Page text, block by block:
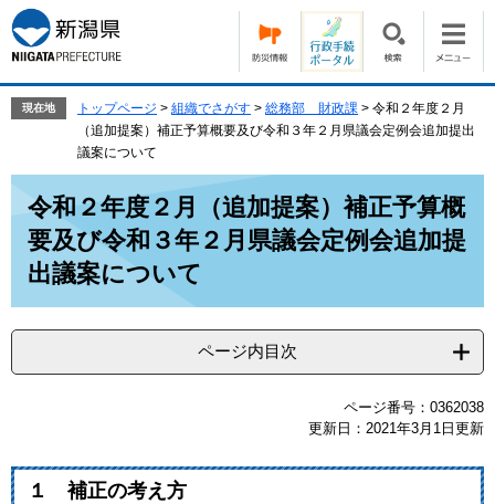
ー
ジ
の
す。
ニ
ュ
ー
し
現在地 トップページ > 組織でさがす > 総務部 財政課 > 令和２年度２月
（追加提案）補正予算概要及び令和３年２月県議会定例会追加提出
議案について
令和２年度２月（追加提案）補正予算概
要及び令和３年２月県議会定例会追加提
出議案について
ページ内目次
ページ番号：0362038
更新日：2021年3月1日更新
１ 補正の考え方